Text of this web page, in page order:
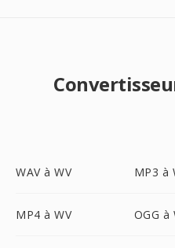
WAV à WV MP3 à
MP4 à WV OGG à